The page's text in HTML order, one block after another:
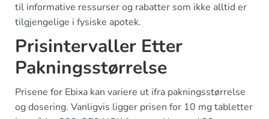
til informative ressurser og rabatter som ikke alltid er
tilgjengelige i fysiske apotek.
Prisintervaller Etter
Pakningsstørrelse
Prisene for Ebixa kan variere ut ifra pakningsstørrelse
og dosering. Vanligvis ligger prisen for 10 mg tabletter